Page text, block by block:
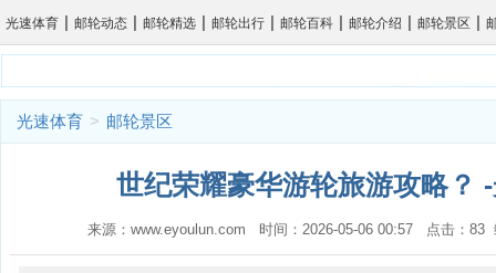
光速体育 | 邮轮动态 | 邮轮精选 | 邮轮出行 | 邮轮百科 | 邮轮介绍 | 邮轮景区 |
光速体育 > 邮轮景区
世纪荣耀豪华游轮旅游攻略？
来源：www.eyoulun.com 时间：2026-05-06 00:57 点击：